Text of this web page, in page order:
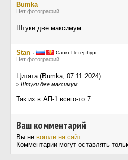
Bumka
Нет фотографий
Штуки две максимум.
Stan · Санкт-Петербург
Нет фотографий
Цитата (Bumka, 07.11.2024):
> Штуки две максимум.
Так их в АП-1 всего-то 7.
Ваш комментарий
Вы не вошли на сайт.
Комментарии могут оставлять